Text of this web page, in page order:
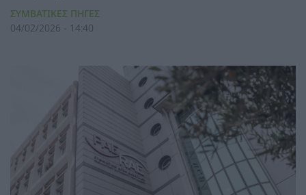
ΣΥΜΒΑΤΙΚΕΣ ΠΗΓΕΣ
04/02/2026 - 14:40